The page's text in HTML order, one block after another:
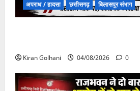
अपराध / हादसा छत्तीसगढ़ बिलासपुर संभाग
Kiran Golhani 04/08/2026 0